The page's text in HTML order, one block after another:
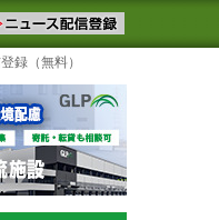
。物流ニュースメール
見るテーマ
録（無料）